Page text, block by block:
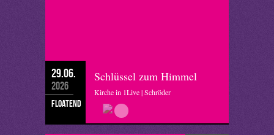
29.06.
2026
floatend
Schlüssel zum Himmel
Kirche in 1Live | Schröder